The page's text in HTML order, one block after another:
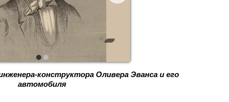
конструктора Оливера Эванса и его
автомобиля